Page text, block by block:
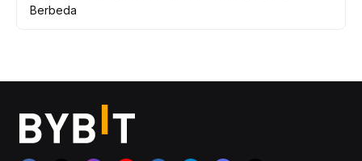
Berbeda